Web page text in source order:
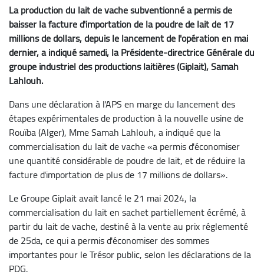
La production du lait de vache subventionné a permis de
baisser la facture d'importation de la poudre de lait de 17
millions de dollars, depuis le lancement de l'opération en mai
dernier, a indiqué samedi, la Présidente-directrice Générale du
groupe industriel des productions laitières (Giplait), Samah
Lahlouh.
Dans une déclaration à l'APS en marge du lancement des
étapes expérimentales de production à la nouvelle usine de
Rouïba (Alger), Mme Samah Lahlouh, a indiqué que la
commercialisation du lait de vache «a permis d'économiser
une quantité considérable de poudre de lait, et de réduire la
facture d'importation de plus de 17 millions de dollars».
Le Groupe Giplait avait lancé le 21 mai 2024, la
commercialisation du lait en sachet partiellement écrémé, à
partir du lait de vache, destiné à la vente au prix réglementé
de 25da, ce qui a permis d'économiser des sommes
importantes pour le Trésor public, selon les déclarations de la
PDG.